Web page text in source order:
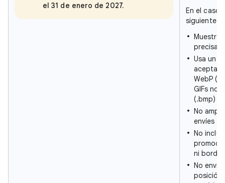
el 31 de enero de 2027.
En el caso
siguiente:
Muestra
precisa.
Usa un
WebP
GIFs no
(.bmp) y
No
envíes
No
ni
No
posición